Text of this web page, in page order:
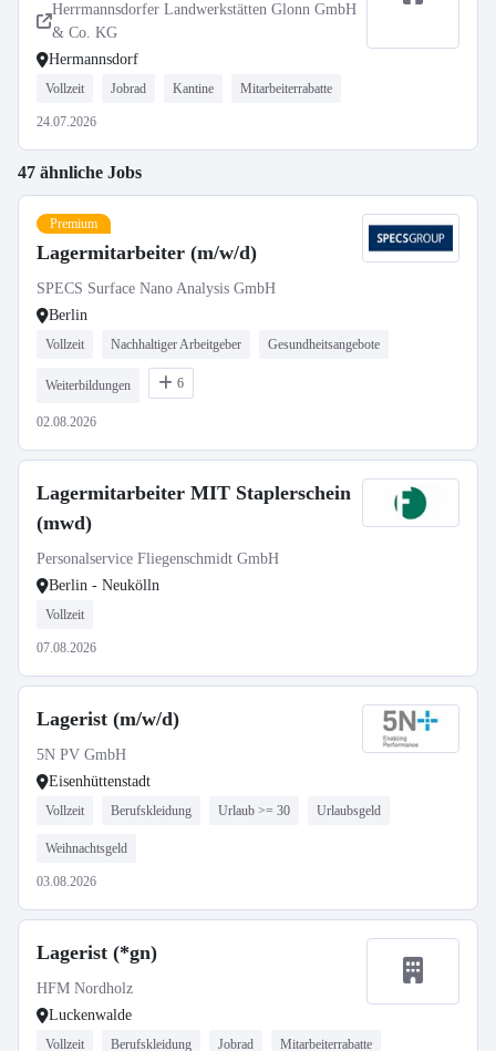
Herrmannsdorfer Landwerkstätten Glonn GmbH
& Co. KG
Hermannsdorf
Vollzeit Jobrad Kantine Mitarbeiterrabatte
24.07.2026
47 ähnliche Jobs
Premium
Lagermitarbeiter (m/w/d)
SPECS Surface Nano Analysis GmbH
Berlin
Vollzeit Nachhaltiger Arbeitgeber Gesundheitsangebote
Weiterbildungen 6
02.08.2026
Lagermitarbeiter MIT Staplerschein
(mwd)
Personalservice Fliegenschmidt GmbH
Berlin - Neukölln
Vollzeit
07.08.2026
Lagerist (m/w/d)
5N PV GmbH
Eisenhüttenstadt
Vollzeit Berufskleidung Urlaub >= 30 Urlaubsgeld
Weihnachtsgeld
03.08.2026
Lagerist (*gn)
HFM Nordholz
Luckenwalde
Vollzeit Berufskleidung Jobrad Mitarbeiterrabatte